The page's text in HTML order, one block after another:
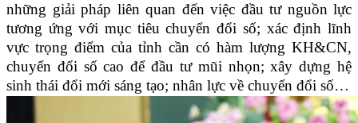
những giải pháp liên quan đến việc đầu tư nguồn lực
tương ứng với mục tiêu chuyển đổi số; xác định lĩnh
vực trọng điểm của tỉnh cần có hàm lượng KH&CN,
chuyển đổi số cao để đầu tư mũi nhọn; xây dựng hệ
sinh thái đổi mới sáng tạo; nhân lực về chuyển đổi số…